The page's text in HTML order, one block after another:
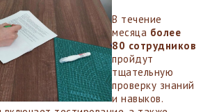
В течение
месяца более
80 сотрудников
пройдут
тщательную
проверку знаний
и навыков.